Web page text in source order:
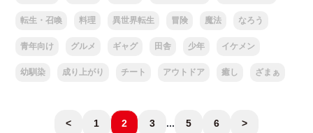
転生・召喚 料理 異世界転生 冒険 魔法 なろう
青年向け グルメ ギャグ 田舎 少年 イケメン
幼馴染 成り上がり チート アウトドア 癒し ざまぁ
< 1 2 3 ... 5 6 >